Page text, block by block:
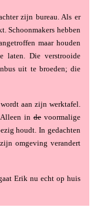
zijn bureau. Als er
Schoonmakers hebben
maar houden
laten. Die verstrooide
uit te broeden; die
aan zijn werktafel.
in devoormalige
houdt. In gedachten
omgeving verandert
Erik nu echt op huis